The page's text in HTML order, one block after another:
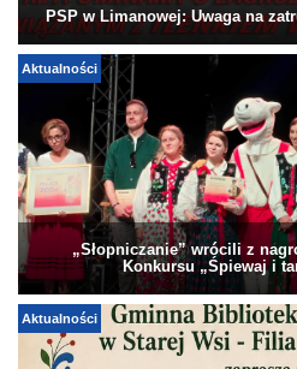
PSP w Limanowej: Uwaga na
Aktualności
„Słopniczanie” wrócili z
Konkursu „Śpiewaj i
Aktualności